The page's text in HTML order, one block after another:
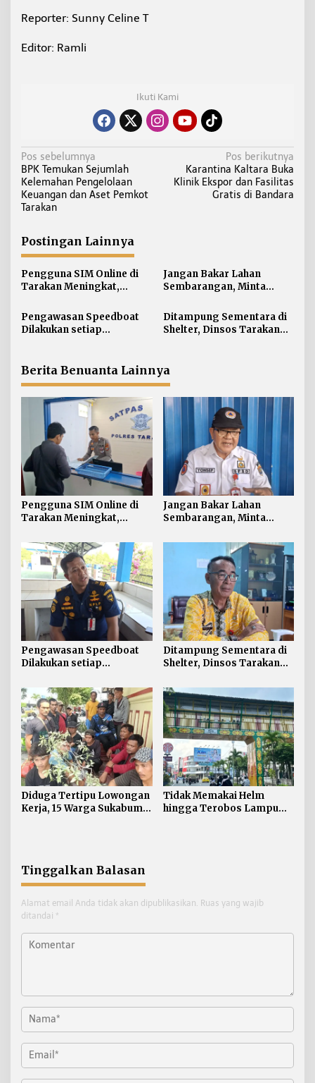
Reporter: Sunny Celine T
Editor: Ramli
Ikuti Kami
N
a
v
i
a
s
i
p
o
s
Pos sebelumnya
BPK Temukan Sejumlah
Kelemahan Pengelolaan
Keuangan dan Aset Pemkot
Tarakan
Pos berikutnya
Karantina Kaltara Buka
Klinik Ekspor dan Fasilitas
Gratis di Bandara
Postingan Lainnya
Pengguna SIM Online di
Tarakan Meningkat,
Paling Banyak
Jangan Bakar Lahan
Sembarangan, Minta
Pengawasan Speedboat
Dilakukan setiap
Ditampung Sementara di
Shelter, Dinsos Tarakan
Berita Benuanta Lainnya
Pengguna SIM Online di
Tarakan Meningkat,
Paling Banyak
Jangan Bakar Lahan
Sembarangan, Minta
Pengawasan Speedboat
Dilakukan setiap
Acuan Laik Laut
Ditampung Sementara di
Shelter, Dinsos Tarakan
Pekerja Asal Jawa Barat
Diduga Tertipu Lowongan
Kerja, 15 Warga Sukabumi
Tidak Memakai Helm
hingga Terobos Lampu
Tinggalkan Balasan
Alamat email Anda tidak akan dipublikasikan. Ruas yang wajib
ditandai *